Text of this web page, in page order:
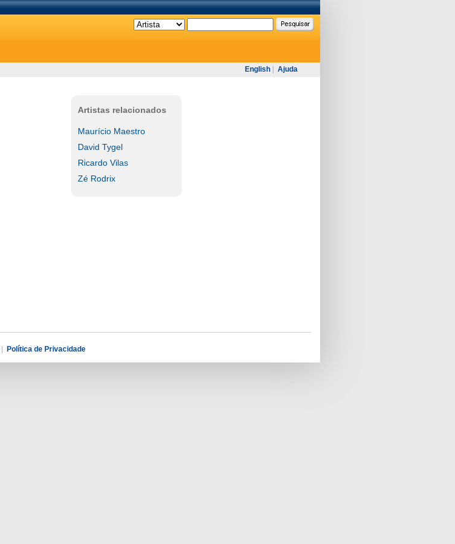
English Ajuda
Artistas relacionados
Maurício Maestro
David Tygel
Ricardo Vilas
Zé Rodrix
Política de Privacidade